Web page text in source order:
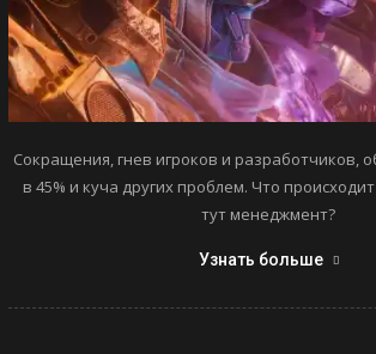
Сокращения, гнев игроков и разработчиков,
в 45% и куча других проблем. Что
тут менеджмент?
Узнать больше